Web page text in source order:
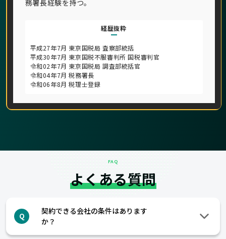
務署長経験を持つ。
経歴抜粋
平成27年7月 東京国税局 査察部統括
平成30年7月 東京国税不服審判所 国税審判官
令和02年7月 東京国税局 調査部統括官
令和04年7月 税務署長
令和06年8月 税理士登録
FAQ
よくある質問
Q
契約できる会社の条件はあります
か？